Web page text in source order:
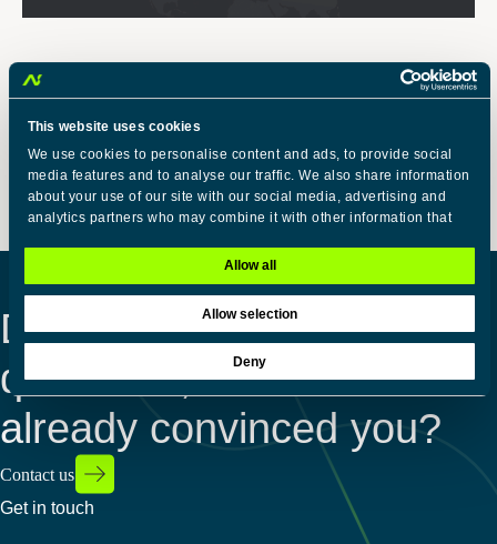
This website uses cookies
We use cookies to personalise content and ads, to provide social
media features and to analyse our traffic. We also share information
about your use of our site with our social media, advertising and
analytics partners who may combine it with other information that
C
o
n
s
e
t
S
Necessary
Preferences
Statistics
Allow all
Allow selection
Deny
Back to overview Share with your network
Do you have any
questions, or have we
already convinced you?
Contact us
Get in touch